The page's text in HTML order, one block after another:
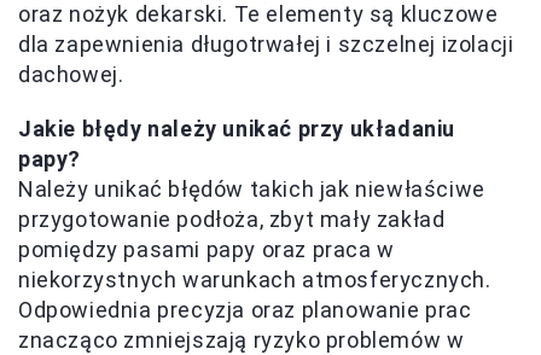
oraz nożyk dekarski. Te elementy są kluczowe
dla zapewnienia długotrwałej i szczelnej izolacji
dachowej.
Jakie błędy należy unikać przy układaniu
papy?
Należy unikać błędów takich jak niewłaściwe
przygotowanie podłoża, zbyt mały zakład
pomiędzy pasami papy oraz praca w
niekorzystnych warunkach atmosferycznych.
Odpowiednia precyzja oraz planowanie prac
znacząco zmniejszają ryzyko problemów w